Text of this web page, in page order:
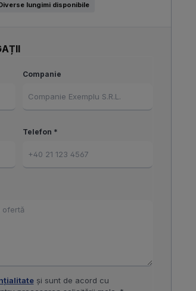
lungimi disponibile
Companie
Telefon *
și sunt de acord cu